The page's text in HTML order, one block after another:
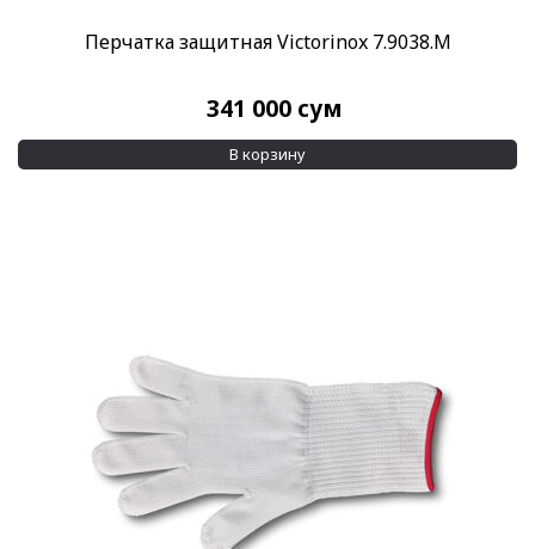
Перчатка защитная Victorinox 7.9038.M
341 000 сум
В корзину